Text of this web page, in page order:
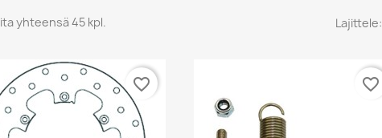
yhteensä 45 kpl. Lajittele:
favorite_border favorite_border